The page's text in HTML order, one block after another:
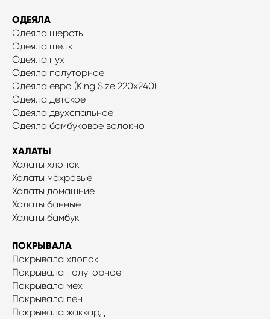
ОДЕЯЛА
Одеяла шерсть
Одеяла шелк
Одеяла пух
Одеяла полуторное
Одеяла евро (King Size 220x240)
Одеяла детское
Одеяла двухспальное
Одеяла бамбуковое волокно
ХАЛАТЫ
Халаты хлопок
Халаты махровые
Халаты домашние
Халаты банные
Халаты бамбук
ПОКРЫВАЛА
Покрывала хлопок
Покрывала полуторное
Покрывала мех
Покрывала лен
Покрывала жаккард